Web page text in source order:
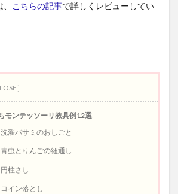
こちらの記事で詳しくレビューしてい
モンテッソーリ教具例12選
バサミのおしごと
とりんごの紐通し
柱さし
イン落とし